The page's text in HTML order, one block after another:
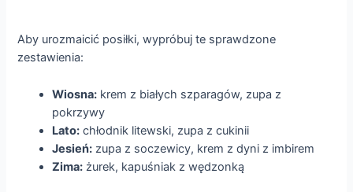
Aby urozmaicić posiłki, wypróbuj te sprawdzone
zestawienia:
Wiosna: krem z białych szparagów, zupa z
pokrzywy
Lato: chłodnik litewski, zupa z cukinii
Jesień: zupa z soczewicy, krem z dyni z imbirem
Zima: żurek, kapuśniak z wędzonką